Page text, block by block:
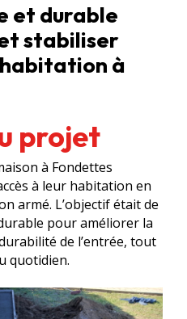
et durable
stabiliser
à
projet
à Fondettes
à leur habitation en
armé. L’objectif était de
pour améliorer la
de l’entrée, tout
quotidien.